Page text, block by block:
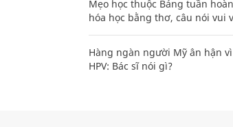
Mẹo học thuộc Bảng tuần
hóa học bằng thơ, câu nói vui
Hàng ngàn người Mỹ ân hận
HPV: Bác sĩ nói gì?